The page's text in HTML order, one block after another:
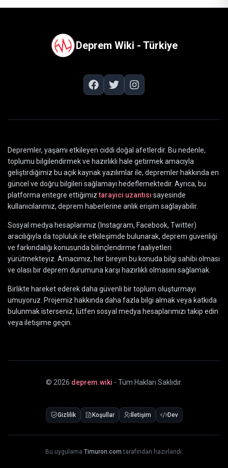
Deprem Wiki - Türkiye
Depremler, yaşamı etkileyen ciddi doğal afetlerdir. Bu nedenle,
toplumu bilgilendirmek ve hazırlıklı hale getirmek amacıyla
geliştirdiğimiz bu açık kaynak yazılımlar ile, depremler hakkında en
güncel ve doğru bilgileri sağlamayı hedeflemektedir. Ayrıca, bu
platforma entegre ettiğimiz tarayıcı uzantısı sayesinde
kullanıcılarımız, deprem haberlerine anlık erişim sağlayabilir.
Sosyal medya hesaplarımız (Instagram, Facebook, Twitter)
aracılığıyla da topluluk ile etkileşimde bulunarak, deprem güvenliği
ve farkındalığı konusunda bilinçlendirme faaliyetleri
yürütmekteyiz. Amacımız, her bireyin bu konuda bilgi sahibi olması
ve olası bir deprem durumuna karşı hazırlıklı olmasını sağlamak.
Birlikte hareket ederek daha güvenli bir toplum oluşturmayı
umuyoruz. Projemiz hakkında daha fazla bilgi almak veya katkıda
bulunmak isterseniz, lütfen sosyal medya hesaplarımızı takip edin
veya iletişime geçin.
© 2026 deprem.wiki - Tüm Hakları Saklıdır.
Gizlilik Koşullar İletişim Dev
Bu uygulama Timuron.com tarafından hazırlandı.